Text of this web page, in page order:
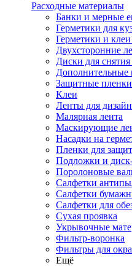
Расходные материалы
Банки и мерные
Герметики для
Герметики и клеи
Двухсторонние
Диски для
Дополнительные
Защитные пленки
Клеи
Ленты для
Малярная лента
Маскирующие
Насадки на
Пленки для
Подложки и
Поролоновые
Салфетки
Салфетки
Салфетки для
Сухая проявка
Укрывочные
Фильтр-воронка
Фильтры для
Ещё